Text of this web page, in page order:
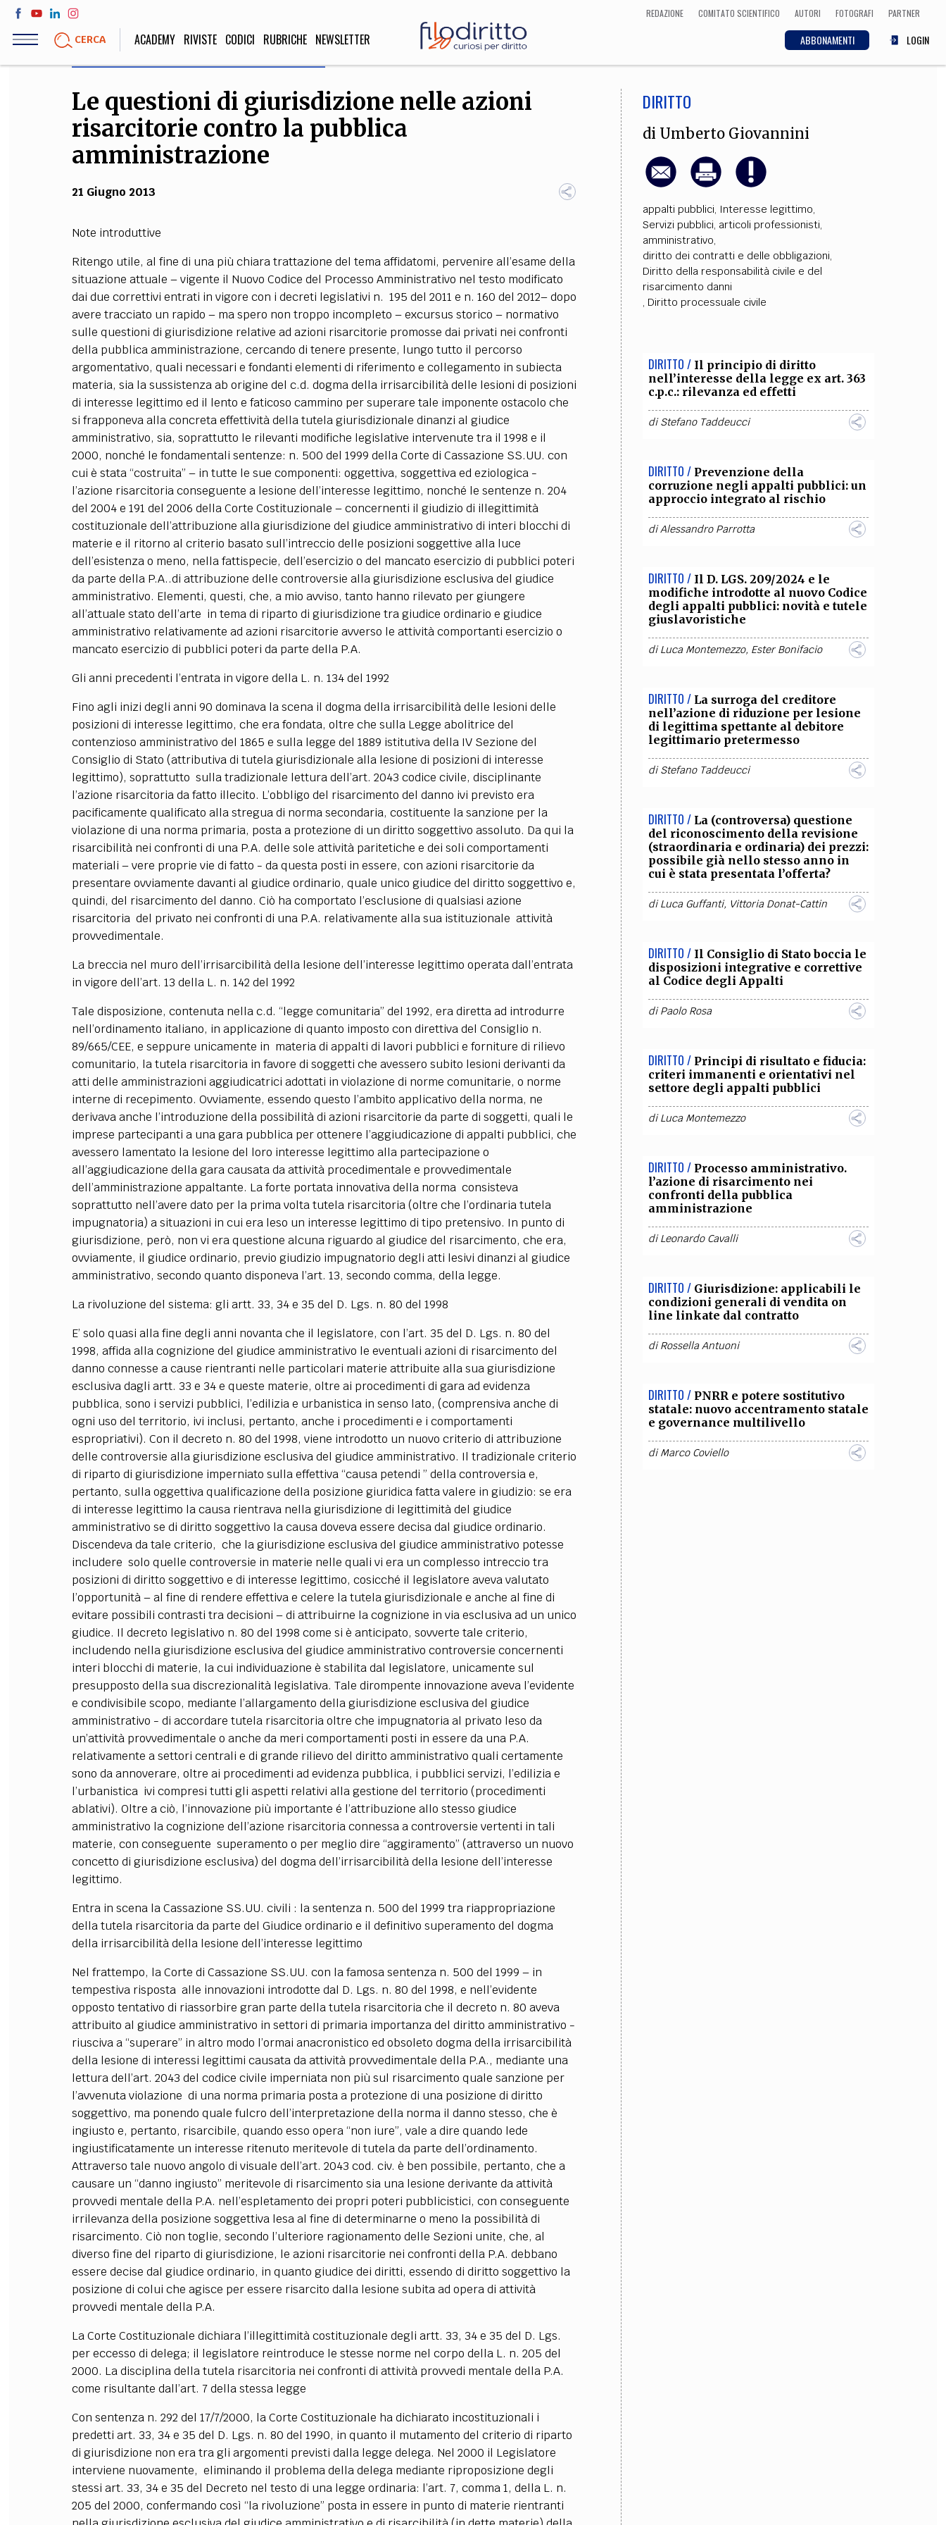
Salta
contenuto
REDAZIONE COMITATO SCIENTIFICO AUTORI FOTOGRAFI PARTNER
CERCA ABBONAMENTI LOGIN
ACADEMY RIVISTE CODICI RUBRICHE NEWSLETTER
LIFE STYLE
Sport, Cucina, Viaggi,
Moda
SOCIETÀ
Politica, Attualità,
Educazione, Lavoro, Esteri
ECONOMIA
Matematica, Fisica,
Biologia, Cifrematica,
umanistiche, Religione
Architettura, Ingegneria
CULTURA
Arte, Cinema, Musica,
Letteratura
TEAM
FILODIRITTO REDAZIONE COMITATO SCIENTIFICO AUTORI
EXTRA
CODICI RUBRICHE LIBRI PROCEEDINGS PUBBLICITÀ CONTATTI
SOCIAL MEDIA
Le questioni di giurisdizione nelle azioni
risarcitorie contro la pubblica
amministrazione
21 Giugno 2013
Note introduttive
Ritengo utile, al fine di una più chiara trattazione del tema affidatomi, pervenire all’esame della
situazione attuale – vigente il Nuovo Codice del Processo Amministrativo nel testo modificato
dai due correttivi entrati in vigore con i decreti legislativi n. 195 del 2011 e n. 160 del 2012– dopo
avere tracciato un rapido – ma spero non troppo incompleto – excursus storico – normativo
sulle questioni di giurisdizione relative ad azioni risarcitorie promosse dai privati nei confronti
della pubblica amministrazione, cercando di tenere presente, lungo tutto il percorso
argomentativo, quali necessari e fondanti elementi di riferimento e collegamento in subiecta
materia, sia la sussistenza ab origine del c.d. dogma della irrisarcibilità delle lesioni di posizioni
di interesse legittimo ed il lento e faticoso cammino per superare tale imponente ostacolo che
si frapponeva alla concreta effettività della tutela giurisdizionale dinanzi al giudice
amministrativo, sia, soprattutto le rilevanti modifiche legislative intervenute tra il 1998 e il
2000, nonché le fondamentali sentenze: n. 500 del 1999 della Corte di Cassazione SS.UU. con
cui è stata “costruita” – in tutte le sue componenti: oggettiva, soggettiva ed eziologica -
l’azione risarcitoria conseguente a lesione dell’interesse legittimo, nonché le sentenze n. 204
del 2004 e 191 del 2006 della Corte Costituzionale – concernenti il giudizio di illegittimità
costituzionale dell’attribuzione alla giurisdizione del giudice amministrativo di interi blocchi di
materie e il ritorno al criterio basato sull’intreccio delle posizioni soggettive alla luce
dell’esistenza o meno, nella fattispecie, dell’esercizio o del mancato esercizio di pubblici poteri
da parte della P.A..di attribuzione delle controversie alla giurisdizione esclusiva del giudice
amministrativo. Elementi, questi, che, a mio avviso, tanto hanno rilevato per giungere
all’attuale stato dell’arte in tema di riparto di giurisdizione tra giudice ordinario e giudice
amministrativo relativamente ad azioni risarcitorie avverso le attività comportanti esercizio o
mancato esercizio di pubblici poteri da parte della P.A.
Gli anni precedenti l’entrata in vigore della L. n. 134 del 1992
Fino agli inizi degli anni 90 dominava la scena il dogma della irrisarcibilità delle lesioni delle
posizioni di interesse legittimo, che era fondata, oltre che sulla Legge abolitrice del
contenzioso amministrativo del 1865 e sulla legge del 1889 istitutiva della IV Sezione del
Consiglio di Stato (attributiva di tutela giurisdizionale alla lesione di posizioni di interesse
legittimo), soprattutto sulla tradizionale lettura dell’art. 2043 codice civile, disciplinante
l’azione risarcitoria da fatto illecito. L’obbligo del risarcimento del danno ivi previsto era
pacificamente qualificato alla stregua di norma secondaria, costituente la sanzione per la
violazione di una norma primaria, posta a protezione di un diritto soggettivo assoluto. Da qui la
risarcibilità nei confronti di una P.A. delle sole attività paritetiche e dei soli comportamenti
materiali – vere proprie vie di fatto - da questa posti in essere, con azioni risarcitorie da
presentare ovviamente davanti al giudice ordinario, quale unico giudice del diritto soggettivo e,
quindi, del risarcimento del danno. Ciò ha comportato l’esclusione di qualsiasi azione
risarcitoria del privato nei confronti di una P.A. relativamente alla sua istituzionale attività
provvedimentale.
La breccia nel muro dell’irrisarcibilità della lesione dell’interesse legittimo operata dall’entrata
in vigore dell’art. 13 della L. n. 142 del 1992
Tale disposizione, contenuta nella c.d. “legge comunitaria” del 1992, era diretta ad introdurre
nell’ordinamento italiano, in applicazione di quanto imposto con direttiva del Consiglio n.
89/665/CEE, e seppure unicamente in materia di appalti di lavori pubblici e forniture di rilievo
comunitario, la tutela risarcitoria in favore di soggetti che avessero subito lesioni derivanti da
atti delle amministrazioni aggiudicatrici adottati in violazione di norme comunitarie, o norme
interne di recepimento. Ovviamente, essendo questo l’ambito applicativo della norma, ne
derivava anche l’introduzione della possibilità di azioni risarcitorie da parte di soggetti, quali le
imprese partecipanti a una gara pubblica per ottenere l’aggiudicazione di appalti pubblici, che
avessero lamentato la lesione del loro interesse legittimo alla partecipazione o
all’aggiudicazione della gara causata da attività procedimentale e provvedimentale
dell’amministrazione appaltante. La forte portata innovativa della norma consisteva
soprattutto nell’avere dato per la prima volta tutela risarcitoria (oltre che l’ordinaria tutela
impugnatoria) a situazioni in cui era leso un interesse legittimo di tipo pretensivo. In punto di
giurisdizione, però, non vi era questione alcuna riguardo al giudice del risarcimento, che era,
ovviamente, il giudice ordinario, previo giudizio impugnatorio degli atti lesivi dinanzi al giudice
amministrativo, secondo quanto disponeva l’art. 13, secondo comma, della legge.
La rivoluzione del sistema: gli artt. 33, 34 e 35 del D. Lgs. n. 80 del 1998
E’ solo quasi alla fine degli anni novanta che il legislatore, con l’art. 35 del D. Lgs. n. 80 del
1998, affida alla cognizione del giudice amministrativo le eventuali azioni di risarcimento del
danno connesse a cause rientranti nelle particolari materie attribuite alla sua giurisdizione
esclusiva dagli artt. 33 e 34 e queste materie, oltre ai procedimenti di gara ad evidenza
pubblica, sono i servizi pubblici, l’edilizia e urbanistica in senso lato, (comprensiva anche di
ogni uso del territorio, ivi inclusi, pertanto, anche i procedimenti e i comportamenti
espropriativi). Con il decreto n. 80 del 1998, viene introdotto un nuovo criterio di attribuzione
delle controversie alla giurisdizione esclusiva del giudice amministrativo. Il tradizionale criterio
di riparto di giurisdizione imperniato sulla effettiva “causa petendi ” della controversia e,
pertanto, sulla oggettiva qualificazione della posizione giuridica fatta valere in giudizio: se era
di interesse legittimo la causa rientrava nella giurisdizione di legittimità del giudice
amministrativo se di diritto soggettivo la causa doveva essere decisa dal giudice ordinario.
Discendeva da tale criterio, che la giurisdizione esclusiva del giudice amministrativo potesse
includere solo quelle controversie in materie nelle quali vi era un complesso intreccio tra
posizioni di diritto soggettivo e di interesse legittimo, cosicché il legislatore aveva valutato
l’opportunità – al fine di rendere effettiva e celere la tutela giurisdizionale e anche al fine di
evitare possibili contrasti tra decisioni – di attribuirne la cognizione in via esclusiva ad un unico
giudice. Il decreto legislativo n. 80 del 1998 come si è anticipato, sovverte tale criterio,
includendo nella giurisdizione esclusiva del giudice amministrativo controversie concernenti
interi blocchi di materie, la cui individuazione è stabilita dal legislatore, unicamente sul
presupposto della sua discrezionalità legislativa. Tale dirompente innovazione aveva l’evidente
e condivisibile scopo, mediante l’allargamento della giurisdizione esclusiva del giudice
amministrativo - di accordare tutela risarcitoria oltre che impugnatoria al privato leso da
un’attività provvedimentale o anche da meri comportamenti posti in essere da una P.A.
relativamente a settori centrali e di grande rilievo del diritto amministrativo quali certamente
sono da annoverare, oltre ai procedimenti ad evidenza pubblica, i pubblici servizi, l’edilizia e
l’urbanistica ivi compresi tutti gli aspetti relativi alla gestione del territorio (procedimenti
ablativi). Oltre a ciò, l’innovazione più importante é l’attribuzione allo stesso giudice
amministrativo la cognizione dell’azione risarcitoria connessa a controversie vertenti in tali
materie, con conseguente superamento o per meglio dire “aggiramento” (attraverso un nuovo
concetto di giurisdizione esclusiva) del dogma dell’irrisarcibilità della lesione dell’interesse
legittimo.
Entra in scena la Cassazione SS.UU. civili : la sentenza n. 500 del 1999 tra riappropriazione
della tutela risarcitoria da parte del Giudice ordinario e il definitivo superamento del dogma
della irrisarcibilità della lesione dell’interesse legittimo
Nel frattempo, la Corte di Cassazione SS.UU. con la famosa sentenza n. 500 del 1999 – in
tempestiva risposta alle innovazioni introdotte dal D. Lgs. n. 80 del 1998, e nell’evidente
opposto tentativo di riassorbire gran parte della tutela risarcitoria che il decreto n. 80 aveva
attribuito al giudice amministrativo in settori di primaria importanza del diritto amministrativo -
riusciva a “superare” in altro modo l’ormai anacronistico ed obsoleto dogma della irrisarcibilità
della lesione di interessi legittimi causata da attività provvedimentale della P.A., mediante una
lettura dell’art. 2043 del codice civile imperniata non più sul risarcimento quale sanzione per
l’avvenuta violazione di una norma primaria posta a protezione di una posizione di diritto
soggettivo, ma ponendo quale fulcro dell’interpretazione della norma il danno stesso, che è
ingiusto e, pertanto, risarcibile, quando esso opera “non iure”, vale a dire quando lede
ingiustificatamente un interesse ritenuto meritevole di tutela da parte dell’ordinamento.
Attraverso tale nuovo angolo di visuale dell’art. 2043 cod. civ. è ben possibile, pertanto, che a
causare un “danno ingiusto” meritevole di risarcimento sia una lesione derivante da attività
provvedi mentale della P.A. nell’espletamento dei propri poteri pubblicistici, con conseguente
irrilevanza della posizione soggettiva lesa al fine di determinarne o meno la possibilità di
risarcimento. Ciò non toglie, secondo l’ulteriore ragionamento delle Sezioni unite, che, al
diverso fine del riparto di giurisdizione, le azioni risarcitorie nei confronti della P.A. debbano
essere decise dal giudice ordinario, in quanto giudice dei diritti, essendo di diritto soggettivo la
posizione di colui che agisce per essere risarcito dalla lesione subita ad opera di attività
provvedi mentale della P.A.
La Corte Costituzionale dichiara l’illegittimità costituzionale degli artt. 33, 34 e 35 del D. Lgs.
per eccesso di delega; il legislatore reintroduce le stesse norme nel corpo della L. n. 205 del
2000. La disciplina della tutela risarcitoria nei confronti di attività provvedi mentale della P.A.
come risultante dall’art. 7 della stessa legge
Con sentenza n. 292 del 17/7/2000, la Corte Costituzionale ha dichiarato incostituzionali i
predetti art. 33, 34 e 35 del D. Lgs. n. 80 del 1990, in quanto il mutamento del criterio di riparto
di giurisdizione non era tra gli argomenti previsti dalla legge delega. Nel 2000 il Legislatore
interviene nuovamente, eliminando il problema della delega mediante riproposizione degli
stessi art. 33, 34 e 35 del Decreto nel testo di una legge ordinaria: l’art. 7, comma 1, della L. n.
205 del 2000, confermando così “la rivoluzione” posta in essere in punto di materie rientranti
DIRITTO
di Umberto Giovannini
appalti pubblici, Interesse legittimo,
Servizi pubblici, articoli professionisti,
amministrativo,
diritto dei contratti e delle obbligazioni,
Diritto della responsabilità civile e del
risarcimento danni
, Diritto processuale civile
DIRITTO / Il principio di diritto
nell’interesse della legge ex art. 363
c.p.c.: rilevanza ed effetti
diStefano Taddeucci
DIRITTO / Prevenzione della
corruzione negli appalti pubblici: un
approccio integrato al rischio
diAlessandro Parrotta
DIRITTO / Il D. LGS. 209/2024 e le
modifiche introdotte al nuovo Codice
degli appalti pubblici: novità e tutele
giuslavoristiche
diLuca Montemezzo, Ester Bonifacio
DIRITTO / La surroga del creditore
nell’azione di riduzione per lesione
di legittima spettante al debitore
legittimario pretermesso
diStefano Taddeucci
DIRITTO / La (controversa) questione
del riconoscimento della revisione
(straordinaria e ordinaria) dei prezzi:
possibile già nello stesso anno in
cui è stata presentata l’offerta?
diLuca Guffanti, Vittoria Donat-Cattin
DIRITTO / Il Consiglio di Stato boccia le
disposizioni integrative e correttive
al Codice degli Appalti
diPaolo Rosa
DIRITTO / Principi di risultato e fiducia:
criteri immanenti e orientativi nel
settore degli appalti pubblici
diLuca Montemezzo
DIRITTO / Processo amministrativo.
l’azione di risarcimento nei
confronti della pubblica
amministrazione
diLeonardo Cavalli
DIRITTO / Giurisdizione: applicabili le
condizioni generali di vendita on
line linkate dal contratto
diRossella Antuoni
DIRITTO / PNRR e potere sostitutivo
statale: nuovo accentramento statale
e governance multilivello
diMarco Coviello